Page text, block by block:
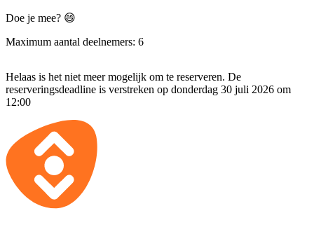
Doe je mee? 😄
Maximum aantal deelnemers: 6
Helaas is het niet meer mogelijk om te reserveren. De
reserveringsdeadline is verstreken op donderdag 30 juli 2026 om
12:00